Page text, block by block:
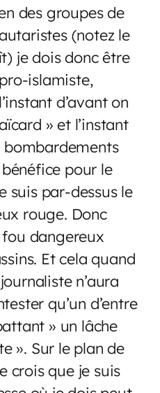
des groupes de
(notez le
je dois donc être
islamiste,
d’avant on
» et l’instant
bombardements
bénéfice pour le
suis par-dessus le
rouge. Donc
dangereux
Et cela quand
n’aura
qu’un d’entre
» un lâche
». Sur le plan de
crois que je suis